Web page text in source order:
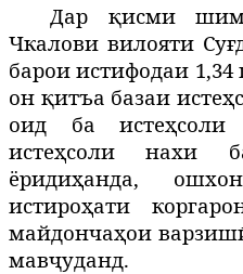
Дар қисми
Чкалови вилояти
барои истифодаи
он қитъа базаи
оид ба истеҳсоли
истеҳсоли нахи
ёридиҳанда,
истироҳати
майдончаҳои
мавҷуданд.